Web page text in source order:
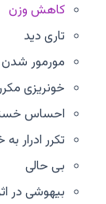
کاهش وزن
تاری دید
مورمور شدن
خونریزی
احساس
تکرر
بی حالی
بیهوشی در